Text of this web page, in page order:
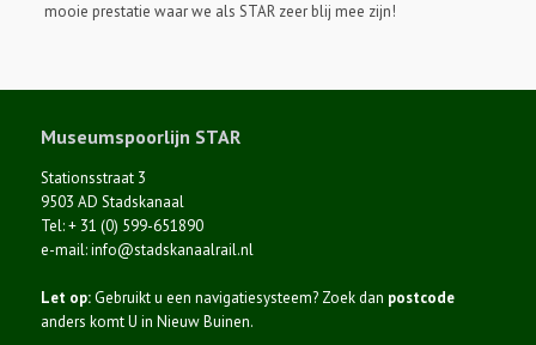
mooie prestatie waar we als STAR zeer blij mee zijn!
Museumspoorlijn STAR
Stationsstraat 3
9503 AD Stadskanaal
Tel: + 31 (0) 599-651890
e-mail: info@stadskanaalrail.nl
Let op:Gebruikt u een navigatiesysteem? Zoek dan postcode
anders komt U in Nieuw Buinen.